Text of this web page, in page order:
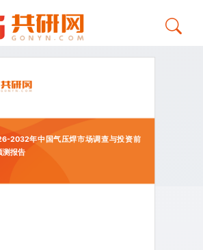
2032年中国气压焊市场调查与投资前
测报告